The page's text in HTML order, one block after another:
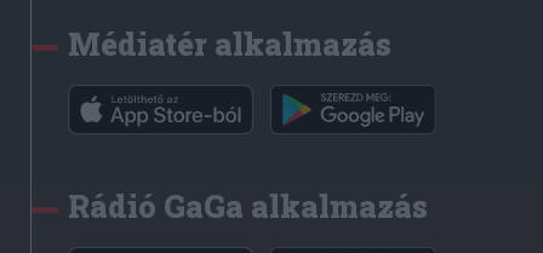
Médiatér alkalmazás
Rádió GaGa alkalmazás